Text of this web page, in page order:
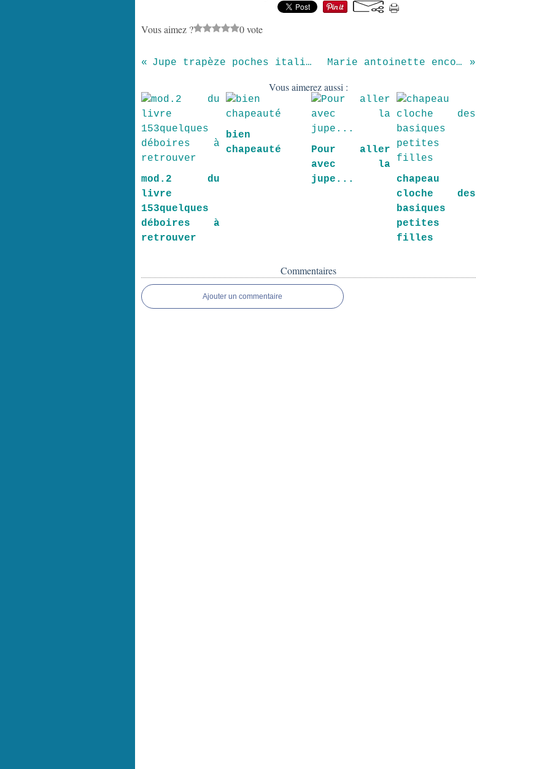
Vous aimez ? 0 vote
Jupe trapèze poches italiennes Marie antoinette encore!!
Vous aimerez aussi :
mod.2 du
livre
153quelques
déboires à
retrouver
bien
chapeauté
Pour aller
avec la
jupe...
chapeau
cloche des
basiques
petites
filles
Commentaires
Ajouter un commentaire